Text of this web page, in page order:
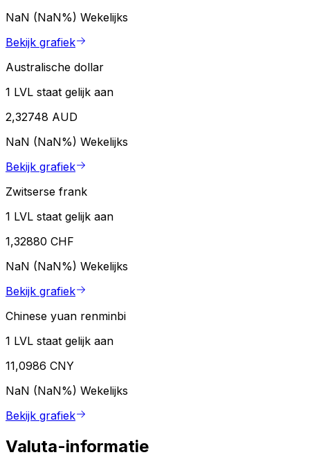
NaN (NaN%) Wekelijks
Bekijk grafiek
Australische dollar
1 LVL staat gelijk aan
2,32748 AUD
NaN (NaN%) Wekelijks
Bekijk grafiek
Zwitserse frank
1 LVL staat gelijk aan
1,32880 CHF
NaN (NaN%) Wekelijks
Bekijk grafiek
Chinese yuan renminbi
1 LVL staat gelijk aan
11,0986 CNY
NaN (NaN%) Wekelijks
Bekijk grafiek
Valuta-informatie